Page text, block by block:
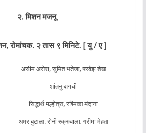
२. मिशन मजनू
,रोमांचक. २ तास ९ मिनिटे. [ यु / ए ]
असीम अरोरा, सुमित भतेजा, परवेझ शेख
शांतनु बागची
सिद्धार्थ मल्होत्रा, रश्मिका मंदाना
अमर बुटाला, रोनी स्क्रुवाला, गरीमा मेहता